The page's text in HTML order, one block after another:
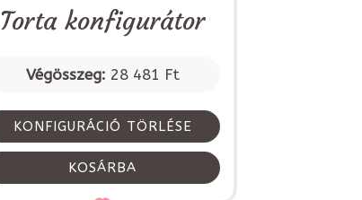
Torta konfigurátor
Végösszeg: 28 481 Ft
KONFIGURÁCIÓ TÖRLÉSE
KOSÁRBA